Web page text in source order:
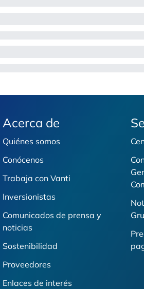
Acerca de
Quiénes somos
Conócenos
Trabaja con Vanti
Inversionistas
Comunicados de prensa y
noticias
Sostenibilidad
Proveedores
Enlaces de interés